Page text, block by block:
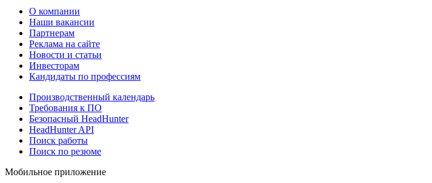
О компании
Наши вакансии
Партнерам
Реклама на сайте
Новости и статьи
Инвесторам
Кандидаты по профессиям
Производственный календарь
Требования к ПО
Безопасный HeadHunter
HeadHunter API
Поиск работы
Поиск по резюме
Мобильное приложение